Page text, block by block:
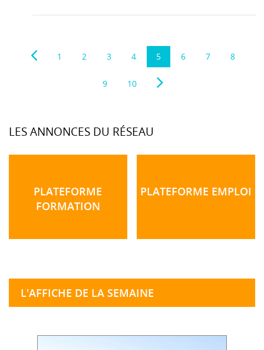
1 2 3 4 5 6 7 8
9 10
LES ANNONCES DU RÉSEAU
PLATEFORME
FORMATION
PLATEFORME EMPLOI
L'AFFICHE DE LA SEMAINE